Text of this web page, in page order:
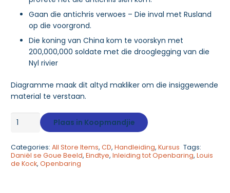
Gaan die antichris verwoes – Die inval met Rusland
op die voorgrond.
Die koning van China kom te voorskyn met
200,000,000 soldate met die drooglegging van die
Nyl rivier
Diagramme maak dit altyd makliker om die insiggewende
material te verstaan.
Daniël
Beeld:
Inleiding
Plaas in Koopmandjie
Categories: All Store Items, CD, Handleiding, Kursus Tags:
Daniël se Goue Beeld, Eindtye, Inleiding tot Openbaring, Louis
de Kock, Openbaring